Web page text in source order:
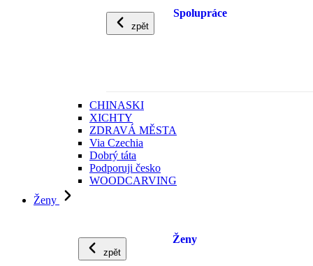
zpět
Spolupráce
CHINASKI
XICHTY
ZDRAVÁ MĚSTA
Via Czechia
Dobrý táta
Podporuji česko
WOODCARVING
Ženy
zpět
Ženy